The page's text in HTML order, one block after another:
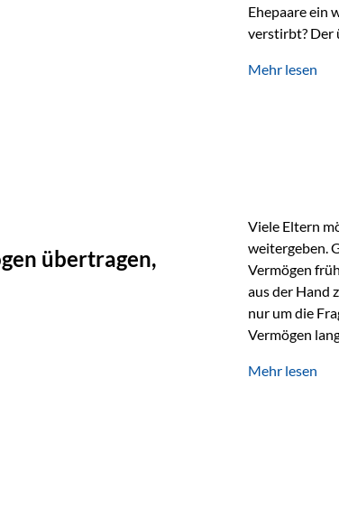
Ehepaare ein
verstirbt? Der
können.
Mehr lesen
übertragen,
Viele Eltern
weitergeben.
Vermögen
aus der Hand
nur um die
Vermögen
Ein Vater
Mehr lesen